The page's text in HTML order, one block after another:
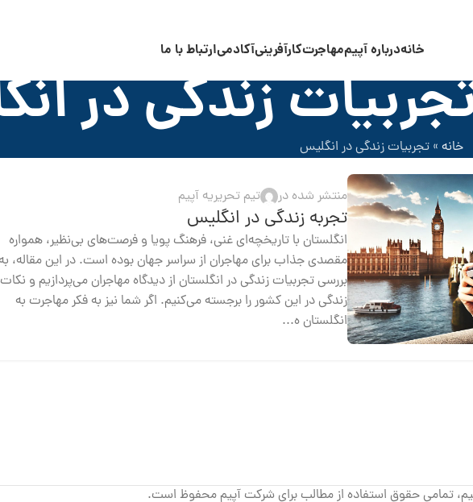
خانهدرباره آپیممهاجرتکارآفرینیآکادمیارتباط با ما
زندگی در خانه »تجربیات زندگی در انگلیس
منتشر شده در تیم تحریریه آپیم
تجربه زندگی در انگلیس
انگلستان با تاریخچه‌ای غنی، فرهنگ پویا و فرصت‌های بی‌نظیر، همواره
مقصدی جذاب برای مهاجران از سراسر جهان بوده است. در این مقاله، به
بررسی تجربیات زندگی در انگلستان از دیدگاه مهاجران می‌پردازیم و
زندگی در این کشور را برجسته می‌کنیم. اگر شما نیز به فکر مهاجرت به
انگلستان ه...